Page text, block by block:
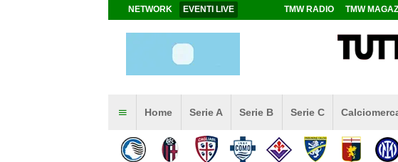
NETWORK EVENTI LIVE TMW RADIO TMW
Home Serie A Serie B Serie C